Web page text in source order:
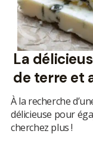
La
de terre et
À la recherche
délicieuse pour
cherchez plus !